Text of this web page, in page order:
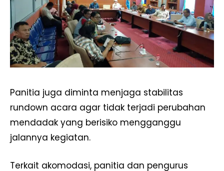
Panitia juga diminta menjaga stabilitas
rundown acara agar tidak terjadi perubahan
mendadak yang berisiko mengganggu
jalannya kegiatan.
Terkait akomodasi, panitia dan pengurus